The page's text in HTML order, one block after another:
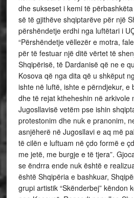
dhe sukseset i kemi të
së të gjithëve shqiptarëve për një
përshëndetje erdhi nga luftëtari i
“Përshëndetje vëllezër e motra,
për të festuar një ditë vërtet të
Shqipërisë, të Dardanisë që ne e
Kosova që nga dita që u shkëput
ishte në luftë, ishte e përndjekur, e
dhe të rejat ktheheshin në arkivole
Jugosllavisë vetëm pse ishin
protestonim dhe nuk e pranonim,
asnjëherë në Jugosllavi e aq më
të cilën e luftuam në çdo formë e
me jetë, me burgje e të tjera”.
se ëndrra ende nuk është e
është Shqipëria e bashkuar,
grupi artistik “Skënderbej” këndon